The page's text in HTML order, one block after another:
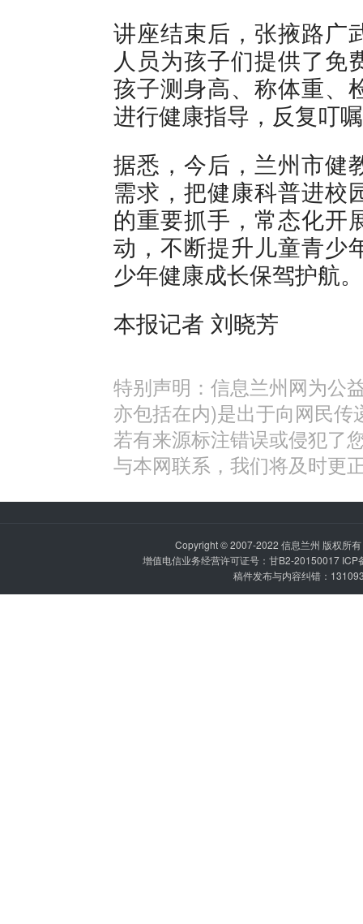
讲座结束后，张掖路广
人员为孩子们提供了免
孩子测身高、称体重、
进行健康指导，反复叮
据悉，今后，兰州市健
需求，把健康科普进校
的重要抓手，常态化开
动，不断提升儿童青少
少年健康成长保驾护航。
本报记者 刘晓芳
特别声明：信息兰州网为公
亦包括在内)是出于向网民
若有来源标注错误或侵犯了
与本网联系，我们将及时更
Copyright © 2007-2022 信息兰州 版权所
增值电信业务经营许可证号：甘B2-20150017 ICP
稿件发布与内容纠错：